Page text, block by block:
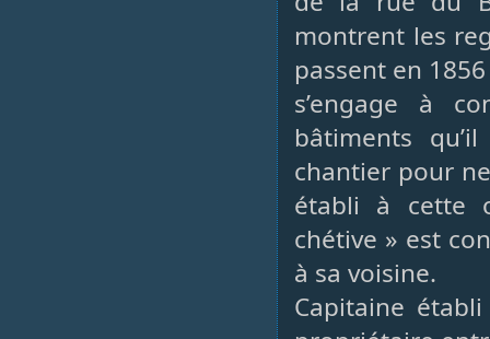
montrent les
passent en
s’engage à
bâtiments
chantier pour
établi à cette
chétive » est
à sa voisine.
Capitaine